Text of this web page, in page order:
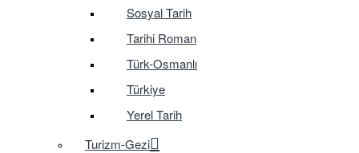
Sosyal Tarih
Tarihi Roman
Türk-Osmanlı
Türkiye
Yerel Tarih
Turizm-Gezi